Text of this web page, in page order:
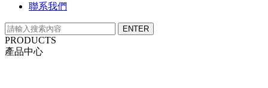
聯系我們
PRODUCTS
產品中心